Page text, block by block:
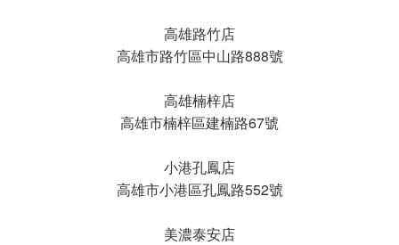
高雄路竹店
高雄市路竹區中山路888號
高雄楠梓店
高雄市楠梓區建楠路67號
小港孔鳳店
高雄市小港區孔鳳路552號
美濃泰安店